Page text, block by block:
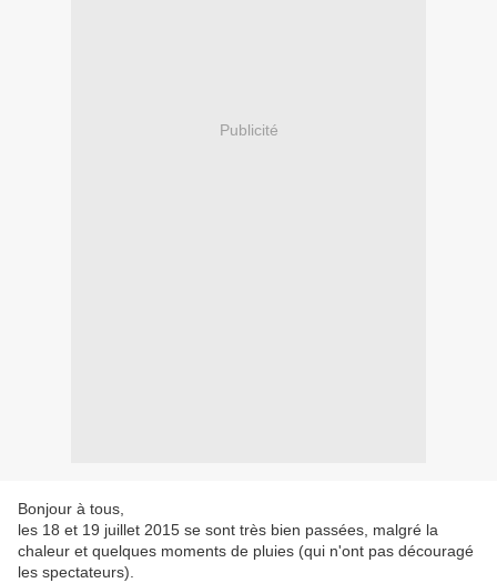
Publicité
Bonjour à tous,
les 18 et 19 juillet 2015 se sont très bien passées, malgré la
chaleur et quelques moments de pluies (qui n'ont pas découragé
les spectateurs).